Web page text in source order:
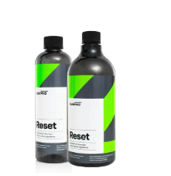
range:
€16.90
through
€26.90